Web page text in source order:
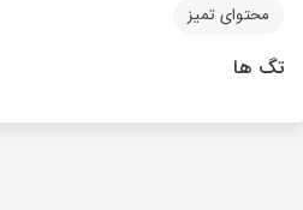
محتوای تمیز
تگ ها